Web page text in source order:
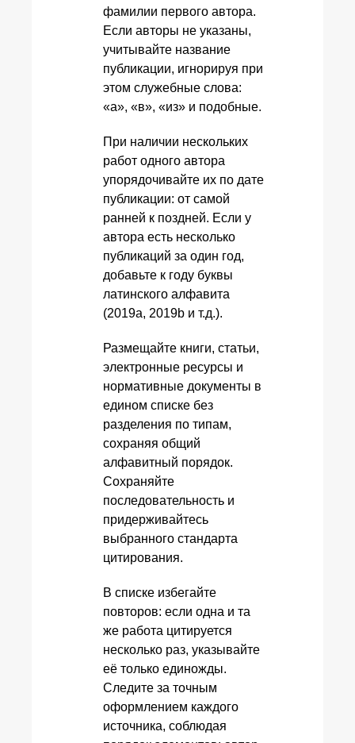
фамилии первого автора.
Если авторы не указаны,
учитывайте название
публикации, игнорируя при
этом служебные слова:
«а», «в», «из» и подобные.
При наличии нескольких
работ одного автора
упорядочивайте их по дате
публикации: от самой
ранней к поздней. Если у
автора есть несколько
публикаций за один год,
добавьте к году буквы
латинского алфавита
(2019a, 2019b и т.д.).
Размещайте книги, статьи,
электронные ресурсы и
нормативные документы в
едином списке без
разделения по типам,
сохраняя общий
алфавитный порядок.
Сохраняйте
последовательность и
придерживайтесь
выбранного стандарта
цитирования.
В списке избегайте
повторов: если одна и та
же работа цитируется
несколько раз, указывайте
её только единожды.
Следите за точным
оформлением каждого
источника, соблюдая